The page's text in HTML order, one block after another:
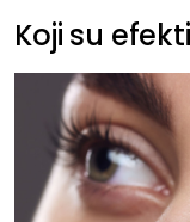
Koji su